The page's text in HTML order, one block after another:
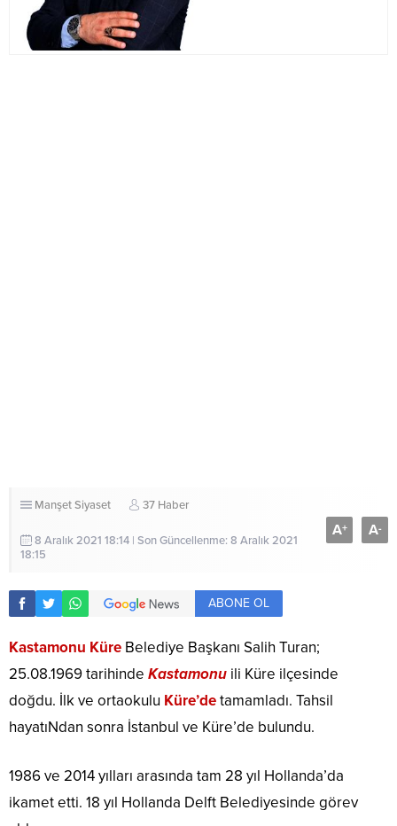
ManşetSiyaset 37 Haber
8 Aralık 2021 18:14 | Son Güncellenme: 8 Aralık 2021
18:15
A+ A-
ABONE OL
Kastamonu Küre Belediye Başkanı Salih Turan;
25.08.1969 tarihinde Kastamonu ili Küre ilçesinde
doğdu. İlk ve ortaokulu Küre’detamamladı. Tahsil
hayatıNdan sonra İstanbul ve Küre’de bulundu.
1986 ve 2014 yılları arasında tam 28 yıl Hollanda’da
ikamet etti. 18 yıl Hollanda Delft Belediyesinde görev